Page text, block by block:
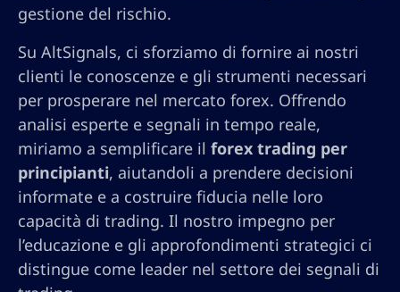
gestione del rischio.
Su AltSignals, ci sforziamo di fornire ai nostri
clienti le conoscenze e gli strumenti necessari
per prosperare nel mercato forex. Offrendo
analisi esperte e segnali in tempo reale,
miriamo a semplificare il forex trading per
principianti, aiutandoli a prendere decisioni
informate e a costruire fiducia nelle loro
capacità di trading. Il nostro impegno per
l’educazione e gli approfondimenti strategici ci
distingue come leader nel settore dei segnali di